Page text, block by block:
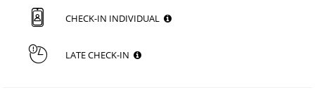
CHECK-IN INDIVIDUAL
LATE CHECK-IN